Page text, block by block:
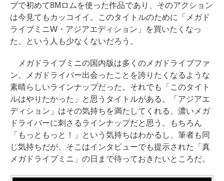
ブで初めて8Mロムを使った作品であり、そのアクション
は今見てもカッコイイ。このタイトルのために「メガド
ライブミニW・アジアエディション」を買いたくなっ
た、という人も少なくないだろう。
メガドライブミニの国内版は多くのメガドライブファ
ン、メガドライバー出会ったことを誇りたくなるような
素晴らしいラインナップだった。それでも「このタイト
ルはやりたかった」と思うタイトルがある。「アジアエ
ディション」はその気持ちを満たしてくれる、濃いメガ
ドライバーに刺さるラインナップだと思う。もちろん
「もっともっと！」という気持ちはわかるし、筆者も同
じ気持ちだが、そこはインタビューでも提示された「真
メガドライブミニ」の日まで待っておきたいところだ。